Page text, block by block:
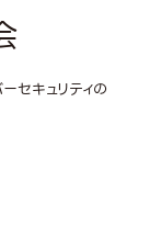
セキュリティの